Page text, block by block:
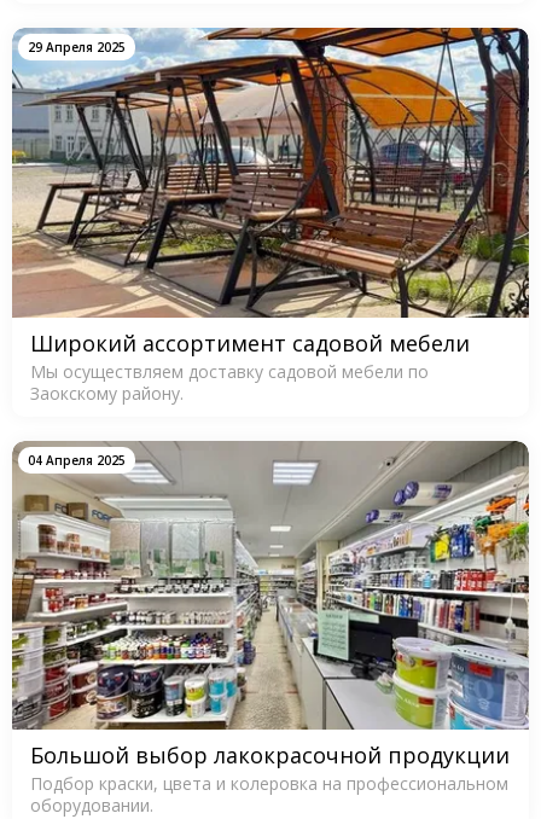
29 Апреля 2025
Широкий ассортимент садовой мебели
Мы осуществляем доставку садовой мебели по
Заокскому району.
04 Апреля 2025
Большой выбор лакокрасочной продукции
Подбор краски, цвета и колеровка на профессиональном
оборудовании.